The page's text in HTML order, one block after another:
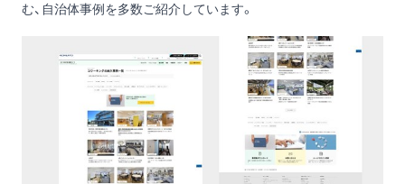
む、自治体事例を多数ご紹介しています。